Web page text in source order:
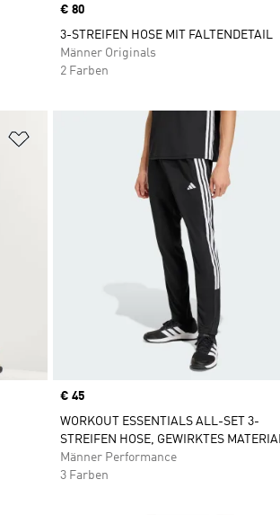
Price
€ 80
3-STREIFEN HOSE MIT FALTENDETAIL
Männer Originals
2 Farben
Zur Wunschliste hinzufügen
Price
€ 45
WORKOUT ESSENTIALS ALL-SET 3-
STREIFEN HOSE, GEWIRKTES MATERIAL
Männer Performance
3 Farben